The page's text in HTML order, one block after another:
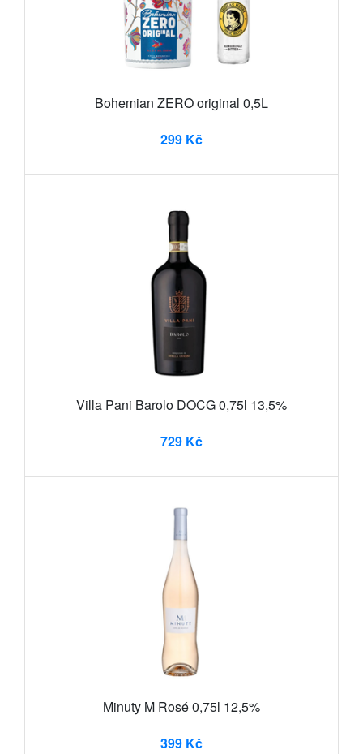
Bohemian ZERO original 0,5L
299 Kč
Villa Pani Barolo DOCG 0,75l 13,5%
729 Kč
Minuty M Rosé 0,75l 12,5%
399 Kč